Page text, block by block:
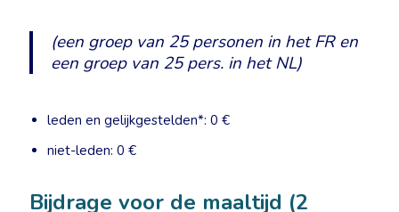
(een groep van 25 personen in het FR en
een groep van 25 pers. in het NL)
leden en gelijkgestelden*: 0 €
niet-leden: 0 €
Bijdrage voor de maaltijd (2